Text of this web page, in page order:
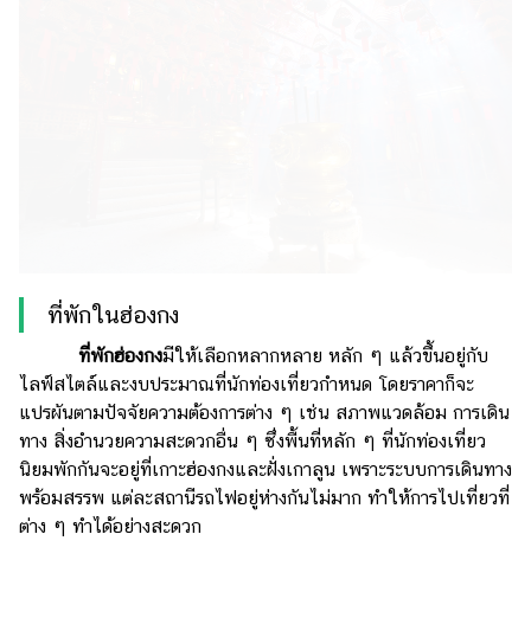
ที่พักในฮ่องกง
ที่พักฮ่องกงมีให้เลือกหลากหลาย หลัก ๆ แล้วขึ้นอยู่กับ
ไลฟ์สไตล์และงบประมาณที่นักท่องเที่ยวกำหนด โดยราคาก็จะ
แปรผันตามปัจจัยความต้องการต่าง ๆ เช่น สภาพแวดล้อม การเดิน
ทาง สิ่งอำนวยความสะดวกอื่น ๆ ซึ่งพื้นที่หลัก ๆ ที่นักท่องเที่ยว
นิยมพักกันจะอยู่ที่เกาะฮ่องกงและฝั่งเกาลูน เพราะระบบการเดินทาง
พร้อมสรรพ แต่ละสถานีรถไฟอยู่ห่างกันไม่มาก ทำให้การไปเที่ยวที่
ต่าง ๆ ทำได้อย่างสะดวก